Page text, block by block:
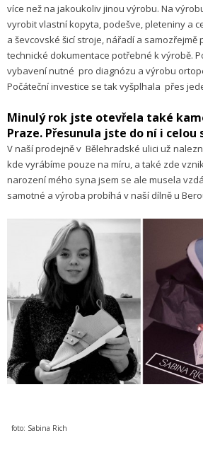
více než na jakoukoliv jinou výrobu. Na
vyrobit vlastní kopyta, podešve, pleteniny a
a ševcovské šicí stroje, nářadí a samozřejmě
technické dokumentace potřebné k výrobě.
vybavení nutné pro diagnózu a výrobu
Počáteční investice se tak vyšplhala přes
Minulý rok jste otevřela také
Praze. Přesunula jste do ní i celou
V naší prodejně v Bělehradské ulici už
kde vyrábíme pouze na míru, a také zde
narození mého syna jsem se ale musela
samotné a výroba probíhá v naší dílně u
foto: Sabina Rich